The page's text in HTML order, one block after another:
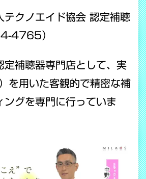
テクノエイド協会 認定補聴
4765）
定補聴器専門店として、実
を用いた客観的で精密な補
ングを専門に行っていま